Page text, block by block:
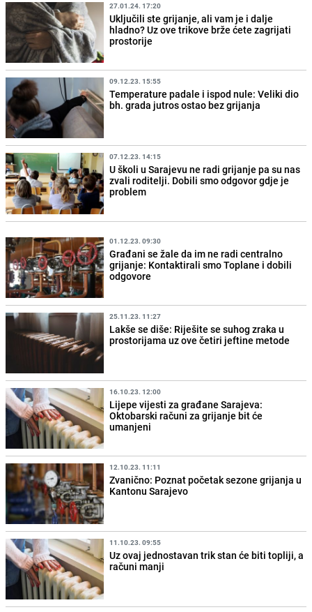
27.01.24. 17:20
Uključili ste grijanje, ali vam je i dalje
hladno? Uz ove trikove brže ćete zagrijati
prostorije
09.12.23. 15:55
Temperature padale i ispod nule: Veliki dio
bh. grada jutros ostao bez grijanja
07.12.23. 14:15
U školi u Sarajevu ne radi grijanje pa su nas
zvali roditelji. Dobili smo odgovor gdje je
problem
01.12.23. 09:30
Građani se žale da im ne radi centralno
grijanje: Kontaktirali smo Toplane i dobili
odgovore
25.11.23. 11:27
Lakše se diše: Riješite se suhog zraka u
prostorijama uz ove četiri jeftine metode
16.10.23. 12:00
Lijepe vijesti za građane Sarajeva:
Oktobarski računi za grijanje bit će
umanjeni
12.10.23. 11:11
Zvanično: Poznat početak sezone grijanja u
Kantonu Sarajevo
11.10.23. 09:55
Uz ovaj jednostavan trik stan će biti topliji, a
računi manji